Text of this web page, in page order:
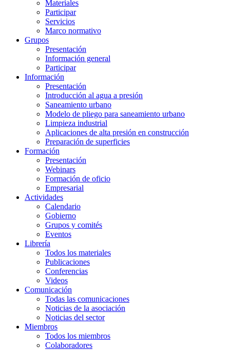
Materiales
Participar
Servicios
Marco normativo
Grupos
Presentación
Información general
Participar
Información
Presentación
Introducción al agua a presión
Saneamiento urbano
Modelo de pliego para saneamiento urbano
Limpieza industrial
Aplicaciones de alta presión en construcción
Preparación de superficies
Formación
Presentación
Webinars
Formación de oficio
Empresarial
Actividades
Calendario
Gobierno
Grupos y comités
Eventos
Librería
Todos los materiales
Publicaciones
Conferencias
Videos
Comunicación
Todas las comunicaciones
Noticias de la asociación
Noticias del sector
Miembros
Todos los miembros
Colaboradores